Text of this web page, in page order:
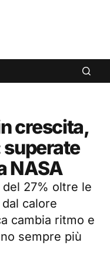
crescita,
NASA
27% oltre le
calore
cambia ritmo e
sempre più